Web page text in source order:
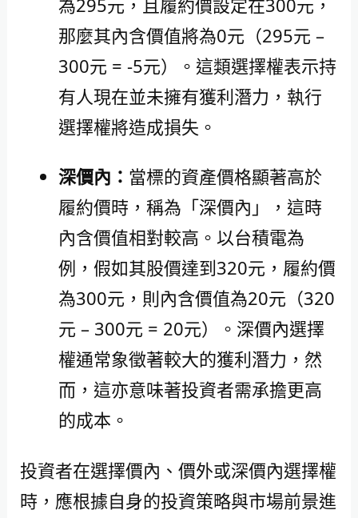
為295元，且履約價設定在300元，
那麼其內含價值將為0元（295元 –
300元 = -5元）。這類選擇權表示持
有人現在並未擁有獲利潛力，執行
選擇權將造成損失。
深價內： 當標的資產價格顯著高於
履約價時，稱為「深價內」，這時
內含價值相對較高。以台積電為
例，假如其股價達到320元，履約價
為300元，則內含價值為20元（320
元 – 300元 = 20元）。深價內選擇
權通常象徵著較大的獲利潛力，然
而，這亦意味著投資者需承擔更高
的成本。
投資者在選擇價內、價外或深價內選擇權
時，應根據自身的投資策略與市場前景進